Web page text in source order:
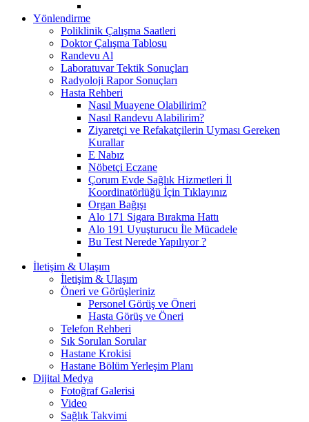
Yönlendirme
Poliklinik Çalışma Saatleri
Doktor Çalışma Tablosu
Randevu Al
Laboratuvar Tektik Sonuçları
Radyoloji Rapor Sonuçları
Hasta Rehberi
Nasıl Muayene Olabilirim?
Nasıl Randevu Alabilirim?
Ziyaretçi ve Refakatçilerin Uyması Gereken
Kurallar
E Nabız
Nöbetçi Eczane
Çorum Evde Sağlık Hizmetleri İl
Koordinatörlüğü İçin Tıklayınız
Organ Bağışı
Alo 171 Sigara Bırakma Hattı
Alo 191 Uyuşturucu İle Mücadele
Bu Test Nerede Yapılıyor ?
İletişim & Ulaşım
İletişim & Ulaşım
Öneri ve Görüşleriniz
Personel Görüş ve Öneri
Hasta Görüş ve Öneri
Telefon Rehberi
Sık Sorulan Sorular
Hastane Krokisi
Hastane Bölüm Yerleşim Planı
Dijital Medya
Fotoğraf Galerisi
Video
Sağlık Takvimi